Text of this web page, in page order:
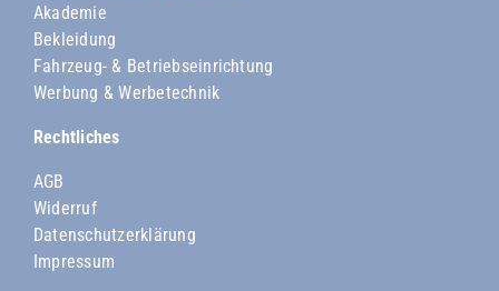
Akademie
Bekleidung
Fahrzeug- & Betriebseinrichtung
Werbung & Werbetechnik
Rechtliches
AGB
Widerruf
Datenschutzerklärung
Impressum